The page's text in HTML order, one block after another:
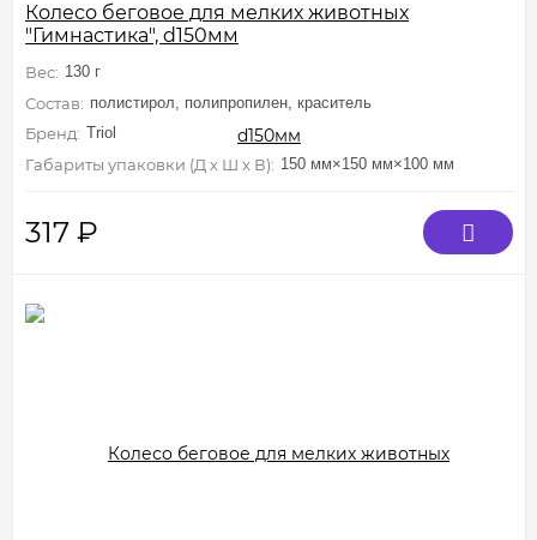
Колесо беговое для мелких животных
"Гимнастика", d150мм
Вес: 130 г
Состав: полистирол, полипропилен, краситель
Бренд: Triol
Габариты упаковки (Д х Ш х В): 150 мм×150 мм×100 мм
317 ₽